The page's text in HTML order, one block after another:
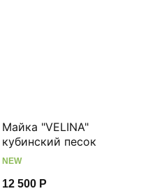
Майка "VELINA"
кубинский песок
NEW
12 500 Р